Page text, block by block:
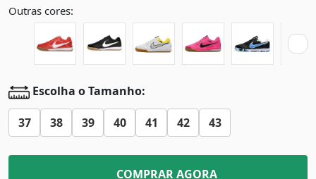
Outras cores:
Escolha o Tamanho:
37 38 39 40 41 42 43
COMPRAR AGORA